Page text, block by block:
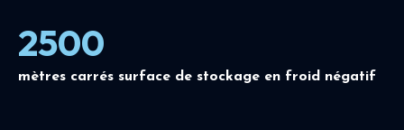
2500
mètres carrés surface de stockage en froid négatif